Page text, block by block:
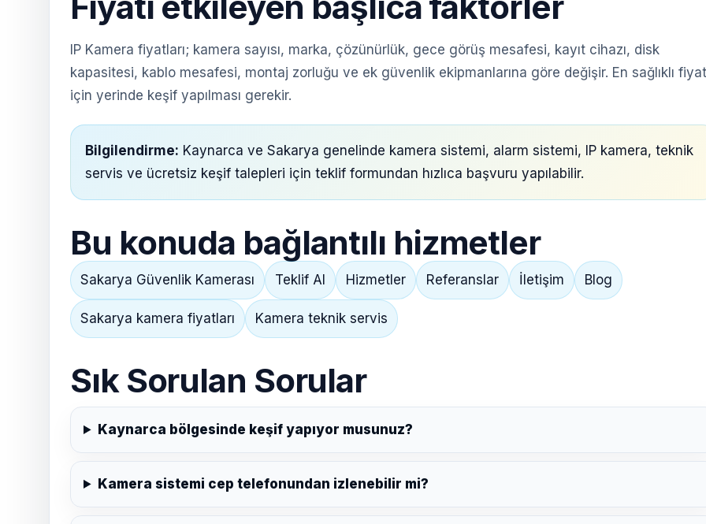
IP Kamera fiyatları; kamera sayısı, marka, çözünürlük, gece görüş mesafesi, kayıt cihazı, disk
kapasitesi, kablo mesafesi, montaj zorluğu ve ek güvenlik ekipmanlarına göre değişir. En sağlıklı fiyat
için yerinde keşif yapılması gerekir.
Bilgilendirme: Kaynarca ve Sakarya genelinde kamera sistemi, alarm sistemi, IP kamera, teknik
servis ve ücretsiz keşif talepleri için teklif formundan hızlıca başvuru yapılabilir.
Bu konuda bağlantılı hizmetler
Sakarya Güvenlik Kamerası Teklif Al Hizmetler Referanslar İletişim Blog
Sakarya kamera fiyatları Kamera teknik servis
Sık Sorulan Sorular
Kaynarca bölgesinde keşif yapıyor musunuz?
Kamera sistemi cep telefonundan izlenebilir mi?